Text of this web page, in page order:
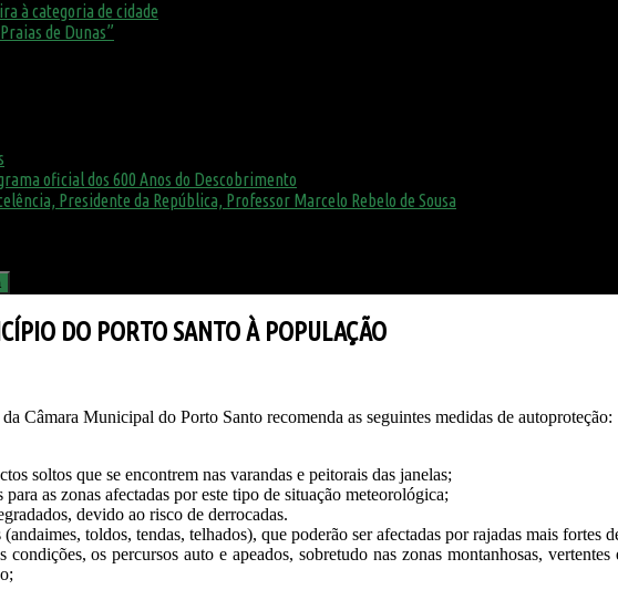
à categoria de cidade
de Dunas”
oficial dos 600 Anos do Descobrimento
Presidente da República, Professor Marcelo Rebelo de Sousa
DO PORTO SANTO À POPULAÇÃO
Câmara Municipal do Porto Santo recomenda as seguintes medidas de autoproteção:
soltos que se encontrem nas varandas e peitorais das janelas;
as zonas afectadas por este tipo de situação meteorológica;
devido ao risco de derrocadas.
(andaimes, toldos, tendas, telhados), que poderão ser afectadas por rajadas mais fortes
condições, os percursos auto e apeados, sobretudo nas zonas montanhosas,